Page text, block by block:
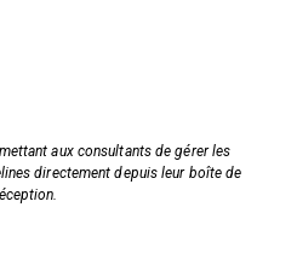
aux consultants de gérer les
directement depuis leur boîte de